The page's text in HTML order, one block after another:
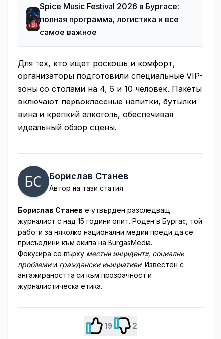
Spice Music Festival 2026 в Бургасе:
полная программа, логистика и все
самое важное
Для тех, кто ищет роскошь и комфорт,
организаторы подготовили специальные VIP-
зоны со столами на 4, 6 и 10 человек. Пакеты
включают первоклассные напитки, бутылки
вина и крепкий алкоголь, обеспечивая
идеальный обзор сцены.
Борислав Станев
Автор на тази статия
Борислав Станев е утвърден разследващ
журналист с над 15 години опит. Роден в Бургас, той
работи за няколко национални медии преди да се
присъедини към екипа на BurgasMedia.
Фокусира се върху местни инциденти, социални
проблемии граждански инициативи. Известен с
ангажираността си към прозрачност и
журналистическа етика.
19 2